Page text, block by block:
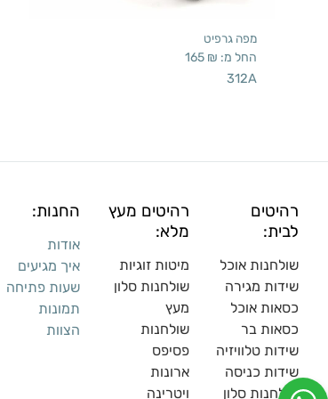
מפה גרפיט
החל מ: 165 ₪
312A
רהיטים
לבית:
שולחנות אוכל
שידות מגירה
כסאות אוכל
כסאות בר
שידות טלוויזיה
שידות כניסה
שולחנות סלון
רהיטים מעץ
מלא:
מיטות זוגיות
שולחנות סלון
מעץ
שולחנות
פסיפס
ארונות
ויטרינה
החנות:
אודות
איך מגיעים
שעות פתיחה
תמונות
הצוות